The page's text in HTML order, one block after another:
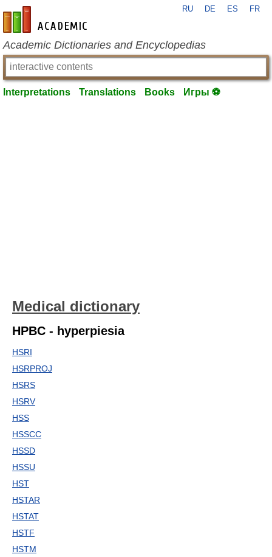
en-academic.com
RU DE ES FR
Academic Dictionaries and Encyclopedias
Interpretations Translations Books Игры ⚽
Medical dictionary
HPBC - hyperpiesia
HSRI
HSRPROJ
HSRS
HSRV
HSS
HSSCC
HSSD
HSSU
HST
HSTAR
HSTAT
HSTF
HSTM